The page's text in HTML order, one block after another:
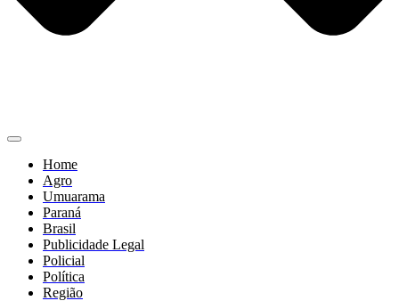
Home
Agro
Umuarama
Paraná
Brasil
Publicidade Legal
Policial
Política
Região